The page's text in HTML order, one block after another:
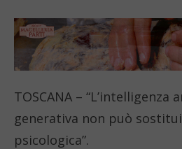
TOSCANA – “L’intelligenza
generativa non può
psicologica”.